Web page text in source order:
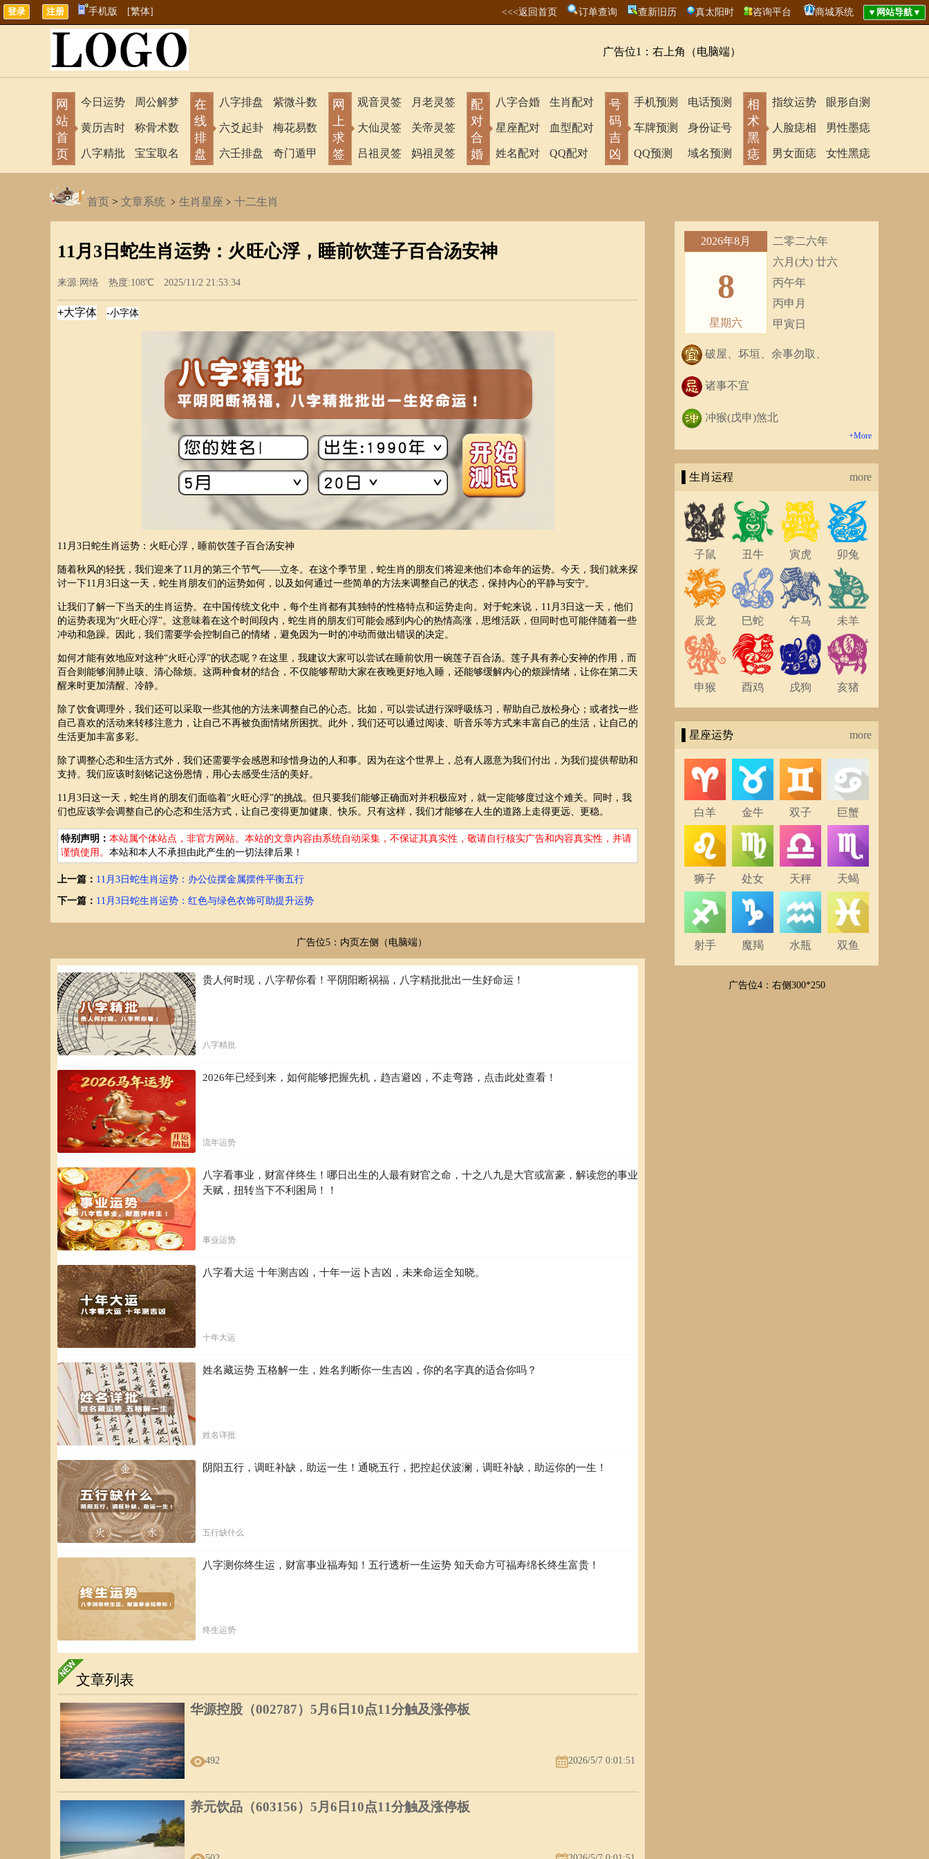
手机版 [繁体] <<<返回首页 订单查询 查新旧历 真太阳时 咨询平台 商城系统
广告位1：右上角（电脑端）
网
站
首
页
今日运势
黄历吉时
八字精批
周公解梦
称骨术数
宝宝取名
在
线
排
盘
八字排盘
六爻起卦
六壬排盘
紫微斗数
梅花易数
奇门遁甲
网
上
求
签
观音灵签
大仙灵签
吕祖灵签
月老灵签
关帝灵签
妈祖灵签
配
对
合
婚
八字合婚
星座配对
姓名配对
生肖配对
血型配对
QQ配对
号
码
吉
凶
手机预测
车牌预测
QQ预测
电话预测
身份证号
域名预测
相
术
黑
痣
指纹运势
人脸痣相
男女面痣
眼形自测
男性墨痣
女性黑痣
首页 > 文章系统 ﹥ 生肖星座 ﹥ 十二生肖
11月3日蛇生肖运势：火旺心浮，睡前饮莲子百合汤安神
来源:网络 热度:108℃ 2025/11/2 21:53:34
11月3日蛇生肖运势：火旺心浮，睡前饮莲子百合汤安神
随着秋风的轻抚，我们迎来了11月的第三个节气——立冬。在这个季节里，蛇生肖的朋友们将迎来他们本命年的运势。今天，我们就来探
讨一下11月3日这一天，蛇生肖朋友们的运势如何，以及如何通过一些简单的方法来调整自己的状态，保持内心的平静与安宁。
让我们了解一下当天的生肖运势。在中国传统文化中，每个生肖都有其独特的性格特点和运势走向。对于蛇来说，11月3日这一天，他们
的运势表现为“火旺心浮”。这意味着在这个时间段内，蛇生肖的朋友们可能会感到内心的热情高涨，思维活跃，但同时也可能伴随着一些
冲动和急躁。因此，我们需要学会控制自己的情绪，避免因为一时的冲动而做出错误的决定。
如何才能有效地应对这种“火旺心浮”的状态呢？在这里，我建议大家可以尝试在睡前饮用一碗莲子百合汤。莲子具有养心安神的作用，而
百合则能够润肺止咳、清心除烦。这两种食材的结合，不仅能够帮助大家在夜晚更好地入睡，还能够缓解内心的烦躁情绪，让你在第二天
醒来时更加清醒、冷静。
除了饮食调理外，我们还可以采取一些其他的方法来调整自己的心态。比如，可以尝试进行深呼吸练习，帮助自己放松身心；或者找一些
自己喜欢的活动来转移注意力，让自己不再被负面情绪所困扰。此外，我们还可以通过阅读、听音乐等方式来丰富自己的生活，让自己的
生活更加丰富多彩。
除了调整心态和生活方式外，我们还需要学会感恩和珍惜身边的人和事。因为在这个世界上，总有人愿意为我们付出，为我们提供帮助和
支持。我们应该时刻铭记这份恩情，用心去感受生活的美好。
11月3日这一天，蛇生肖的朋友们面临着“火旺心浮”的挑战。但只要我们能够正确面对并积极应对，就一定能够度过这个难关。同时，我
们也应该学会调整自己的心态和生活方式，让自己变得更加健康、快乐。只有这样，我们才能够在人生的道路上走得更远、更稳。
特别声明： 本站属个体站点，非官方网站。本站的文章内容由系统自动采集，不保证其真实性，敬请自行核实广告和内容真实性，并请
谨慎使用。 本站和本人不承担由此产生的一切法律后果！
上一篇： 11月3日蛇生肖运势：办公位摆金属摆件平衡五行
下一篇： 11月3日蛇生肖运势：红色与绿色衣饰可助提升运势
广告位5：内页左侧（电脑端）
贵人何时现，八字帮你看！平阴阳断祸福，八字精批批出一生好命运！
八字精批
2026年已经到来，如何能够把握先机，趋吉避凶，不走弯路，点击此处查看！
流年运势
八字看事业，财富伴终生！哪日出生的人最有财官之命，十之八九是大官或富豪，解读您的事业
天赋，扭转当下不利困局！！
事业运势
八字看大运 十年测吉凶，十年一运卜吉凶，未来命运全知晓。
十年大运
姓名藏运势 五格解一生，姓名判断你一生吉凶，你的名字真的适合你吗？
姓名详批
阴阳五行，调旺补缺，助运一生！通晓五行，把控起伏波澜，调旺补缺，助运你的一生！
五行缺什么
八字测你终生运，财富事业福寿知！五行透析一生运势 知天命方可福寿绵长终生富贵！
终生运势
文章列表
华源控股（002787）5月6日10点11分触及涨停板
492 2026/5/7 0:01:51
养元饮品（603156）5月6日10点11分触及涨停板
2026年8月
8
星期六
二零二六年
六月(大) 廿六
丙午年
丙申月
甲寅日
破屋、坏垣、余事勿取、
诸事不宜
冲猴(戊申)煞北
+More
▌生肖运程 more
子鼠 丑牛 寅虎 卯兔
辰龙 巳蛇 午马 未羊
申猴 酉鸡 戌狗 亥猪
▌星座运势 more
白羊 金牛 双子 巨蟹
狮子 处女 天秤 天蝎
射手 魔羯 水瓶 双鱼
广告位4：右侧300*250